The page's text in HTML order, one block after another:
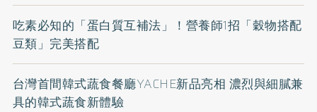
吃素必知的「蛋白質互補法」！營養師1招「穀物搭配
豆類」完美搭配
台灣首間韓式蔬食餐廳YACHE新品亮相 濃烈與細膩兼
具的韓式蔬食新體驗